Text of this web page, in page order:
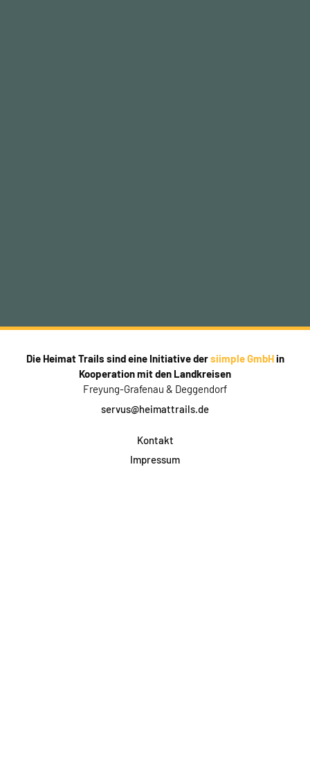
Die Heimat Trails sind eine Initiative dersiimple GmbHin
Kooperation mit den Landkreisen
Freyung-Grafenau & Deggendorf
servus@heimattrails.de
Kontakt
Impressum